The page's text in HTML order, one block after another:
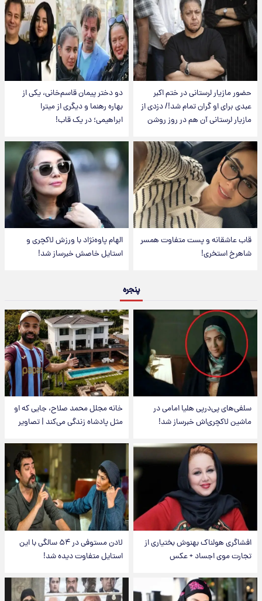
حضور مازیار لرستانی در ختم اکبر
عبدی برای او گران تمام شد!/ دزدی از
مازیار لرستانی آن هم در روز روشن
دو دختر پیمان قاسم‌خانی، یکی از
بهاره رهنما و دیگری از میترا
ابراهیمی؛ در یک قاب!
قاب عاشقانه و پست متفاوت همسر
شاهرخ استخری!
الهام پاوه‌نژاد با ورزش لاکچری و
استایل خاصش خبرساز شد!
پنجره
سلفی‌های پی‌درپی هلیا امامی در
ماشین لاکچری‌اش خبرساز شد!
خانه مجلل محمد صلاح، جایی که او
مثل پادشاه زندگی می‌کند | تصاویر
افشاگری هولناک بهنوش بختیاری از
تجارت موی اجساد + عکس
لادن مستوفی در ۵۴ سالگی با این
استایل متفاوت دیده شد!